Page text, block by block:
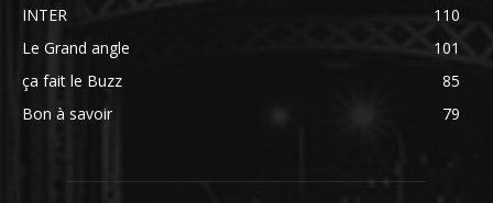
INTER
110
Le Grand angle
101
ça fait le Buzz
85
Bon à savoir
79